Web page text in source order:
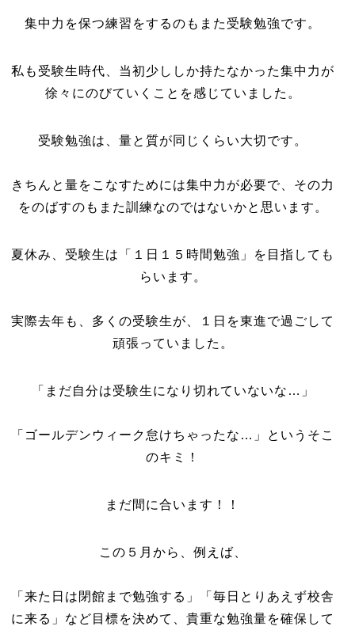
集中力を保つ練習をするのもまた受験勉強です。
私も受験生時代、当初少ししか持たなかった集中力が
徐々にのびていくことを感じていました。
受験勉強は、量と質が同じくらい大切です。
きちんと量をこなすためには集中力が必要で、その力
をのばすのもまた訓練なのではないかと思います。
夏休み、受験生は「１日１５時間勉強」を目指しても
らいます。
実際去年も、多くの受験生が、１日を東進で過ごして
頑張っていました。
「まだ自分は受験生になり切れていないな…」
「ゴールデンウィーク怠けちゃったな…」というそこ
のキミ！
まだ間に合います！！
この５月から、例えば、
「来た日は閉館まで勉強する」「毎日とりあえず校舎
に来る」など目標を決めて、貴重な勉強量を確保して